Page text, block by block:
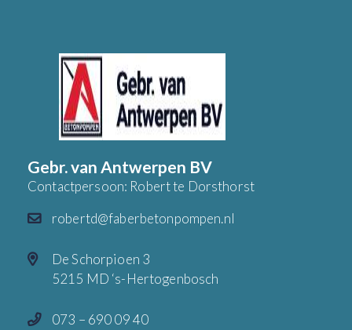
Gebr. van Antwerpen BV
Contactpersoon: Robert te Dorsthorst
robertd@faberbetonpompen.nl
De Schorpioen 3
5215 MD ‘s-Hertogenbosch
073 – 690 09 40